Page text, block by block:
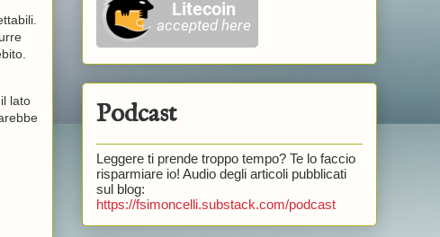
lato
Podcast
Leggere ti prende troppo tempo? Te lo faccio
risparmiare io! Audio degli articoli pubblicati
sul blog:
https://fsimoncelli.substack.com/podcast